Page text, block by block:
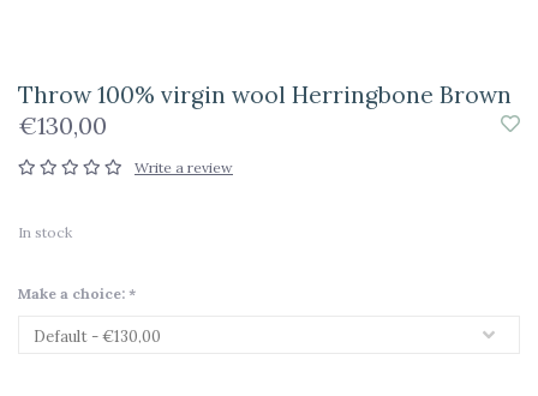
Throw 100% virgin wool Herringbone Brown
€130,00
Write a review
In stock
Make a choice: *